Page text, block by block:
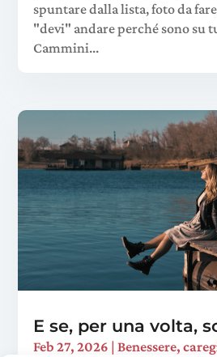
spuntare dalla lista, foto da
"devi" andare perché sono su
Cammini...
E se, per una volta,
Feb 27, 2026 |Benessere,